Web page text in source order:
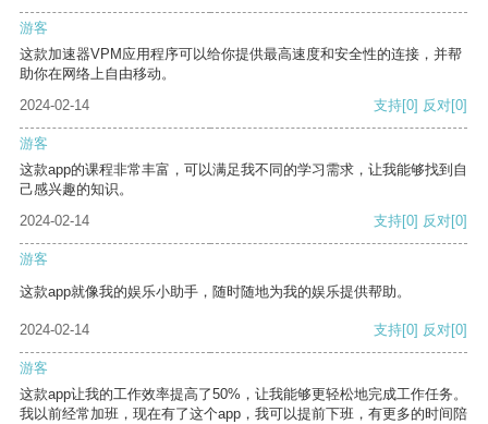
游客
这款加速器VPM应用程序可以给你提供最高速度和安全性的连接，并帮
助你在网络上自由移动。
2024-02-14
支持[0] 反对[0]
游客
这款app的课程非常丰富，可以满足我不同的学习需求，让我能够找到自
己感兴趣的知识。
2024-02-14
支持[0] 反对[0]
游客
这款app就像我的娱乐小助手，随时随地为我的娱乐提供帮助。
2024-02-14 支持[0] 反对[0]
游客
这款app让我的工作效率提高了50%，让我能够更轻松地完成工作任务。
我以前经常加班，现在有了这个app，我可以提前下班，有更多的时间陪